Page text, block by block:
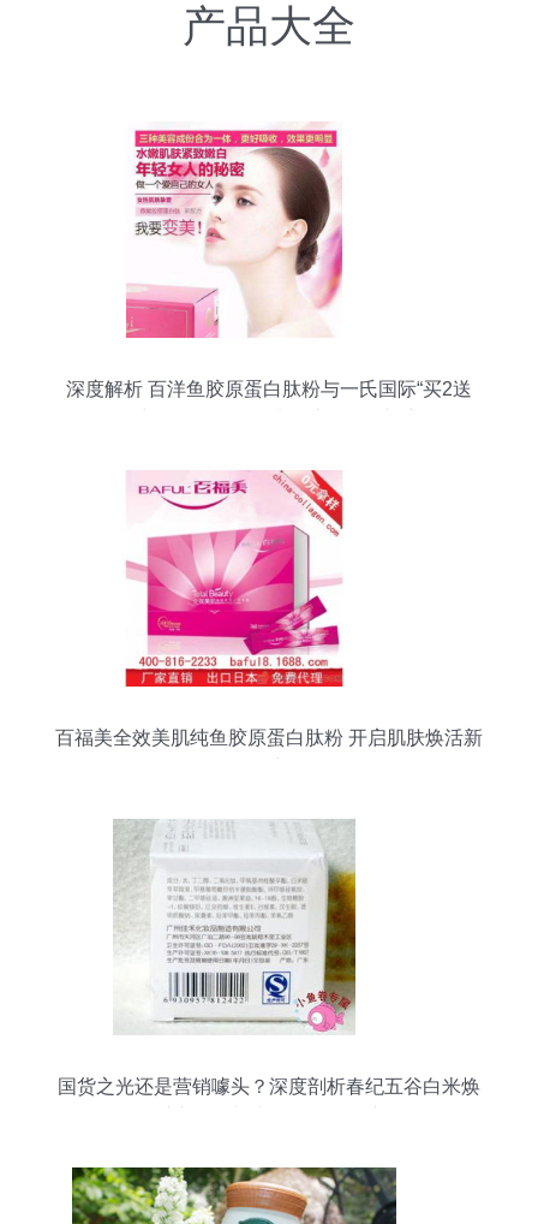
产品大全
深度解析 百洋鱼胶原蛋白肽粉与一氏国际“买2送
百福美全效美肌纯鱼胶原蛋白肽粉 开启肌肤焕活新
国货之光还是营销噱头？深度剖析春纪五谷白米焕